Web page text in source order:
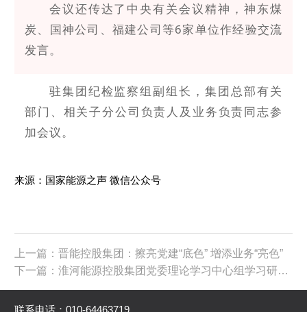
会议还传达了中央有关会议精神，神东煤
炭、国神公司、福建公司等6家单位作经验交流
发言。
驻集团纪检监察组副组长，集团总部有关
部门、相关子分公司负责人及业务负责同志参
加会议。
来源：国家能源之声 微信公众号
上一篇：晋能控股集团：擦亮党建“底色” 增添业务“亮色”
下一篇：淮河能源控股集团党委理论学习中心组学习研讨会召开 王世森主持并讲话 韩家章出席
联系电话：010-64463719